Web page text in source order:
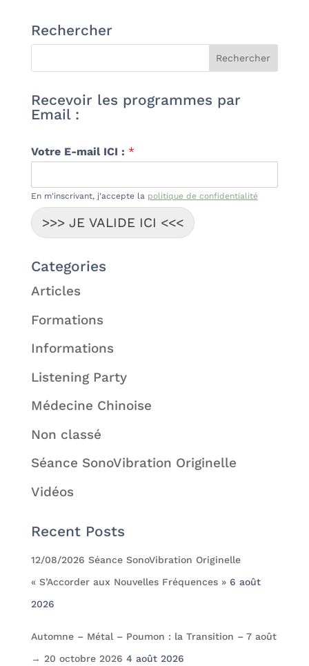
Rechercher
Recevoir les programmes par
Email :
Votre E-mail ICI : *
En m'inscrivant, j'accepte la politique de confidentialité
>>> JE VALIDE ICI <<<
Categories
Articles
Formations
Informations
Listening Party
Médecine Chinoise
Non classé
Séance SonoVibration Originelle
Vidéos
Recent Posts
12/08/2026 Séance SonoVibration Originelle
« S’Accorder aux Nouvelles Fréquences » 6 août
2026
Automne – Métal – Poumon : la Transition – 7 août
→ 20 octobre 2026 4 août 2026